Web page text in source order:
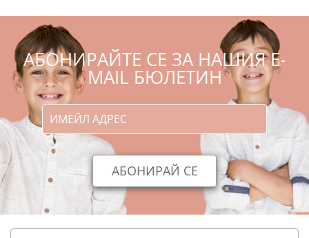
АБОНИРАЙТЕ СЕ ЗА НАШИЯ E-
MAIL БЮЛЕТИН